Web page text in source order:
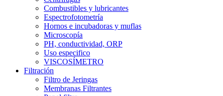
Combustibles y lubricantes
Espectrofotometría
Hornos e incubadoras y muflas
Microscopía
PH, conductividad, ORP
Uso especifico
VISCOSÍMETRO
Filtración
Filtro de Jeringas
Membranas Filtrantes